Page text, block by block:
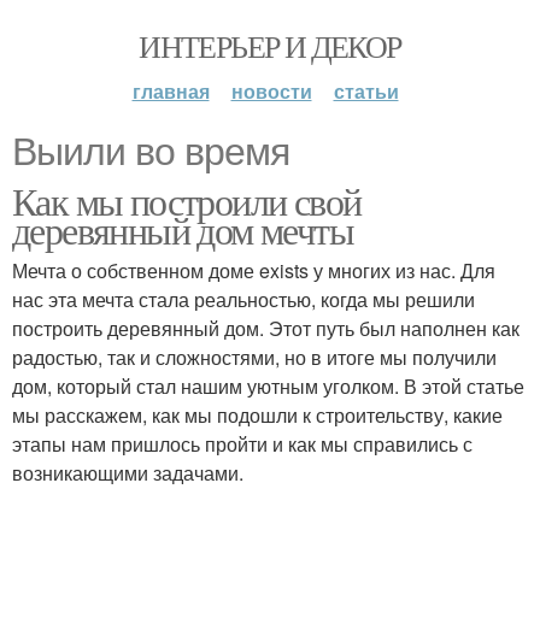
ИНТЕРЬЕР И ДЕКОР
главная новости статьи
Выили во время
Как мы построили свой
деревянный дом мечты
Мечта о собственном доме exists у многих из нас. Для
нас эта мечта стала реальностью, когда мы решили
построить деревянный дом. Этот путь был наполнен как
радостью, так и сложностями, но в итоге мы получили
дом, который стал нашим уютным уголком. В этой статье
мы расскажем, как мы подошли к строительству, какие
этапы нам пришлось пройти и как мы справились с
возникающими задачами.